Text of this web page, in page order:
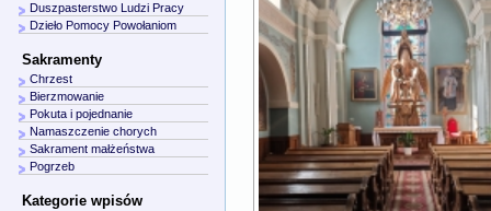
Duszpasterstwo Ludzi Pracy
Dzieło Pomocy Powołaniom
Sakramenty
Chrzest
Bierzmowanie
Pokuta i pojednanie
Namaszczenie chorych
Sakrament małżeństwa
Pogrzeb
Kategorie wpisów